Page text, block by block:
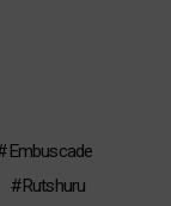
Embuscade
Rutshuru